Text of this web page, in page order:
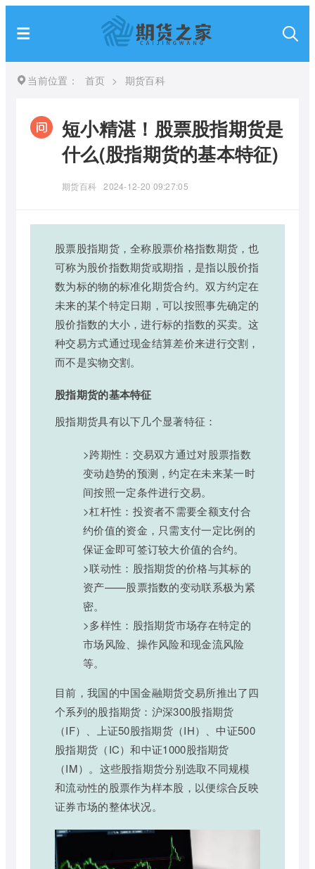
当前位置： 首页 > 期货百科
短小精湛！股票股指期货是
什么(股指期货的基本特征)
期货百科 2024-12-20 09:27:05
股票股指期货，全称股票价格指数期货，也
可称为股价指数期货或期指，是指以股价指
数为标的物的标准化期货合约。双方约定在
未来的某个特定日期，可以按照事先确定的
股价指数的大小，进行标的指数的买卖。这
种交易方式通过现金结算差价来进行交割，
而不是实物交割。
股指期货的基本特征
股指期货具有以下几个显著特征：
>跨期性：交易双方通过对股票指数
变动趋势的预测，约定在未来某一时
间按照一定条件进行交易。
>杠杆性：投资者不需要全额支付合
约价值的资金，只需支付一定比例的
保证金即可签订较大价值的合约。
>联动性：股指期货的价格与其标的
资产——股票指数的变动联系极为紧
密。
>多样性：股指期货市场存在特定的
市场风险、操作风险和现金流风险
等。
目前，我国的中国金融期货交易所推出了四
个系列的股指期货：沪深300股指期货
（IF）、上证50股指期货（IH）、中证500
股指期货（IC）和中证1000股指期货
（IM）。这些股指期货分别选取不同规模
和流动性的股票作为样本股，以便综合反映
证券市场的整体状况。